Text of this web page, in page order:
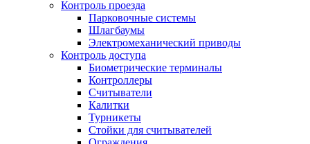
Контроль проезда
Парковочные системы
Шлагбаумы
Электромеханический приводы
Контроль доступа
Биометрические терминалы
Контроллеры
Считыватели
Калитки
Турникеты
Стойки для считывателей